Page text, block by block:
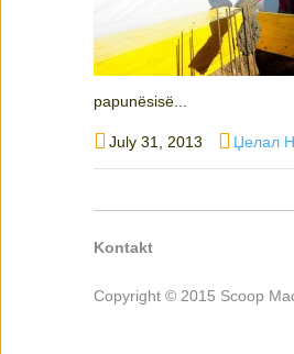
papunësisë...
Posted
on
July 31, 2013 Author
Џелал
Kontakt
Copyright © 2015 Scoop